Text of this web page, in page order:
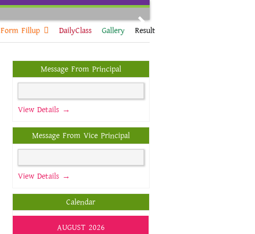
Next
Form Fillup DailyClass Gallery Result
Message From Principal
View Details →
Message From Vice Principal
View Details →
Calendar
AUGUST 2026